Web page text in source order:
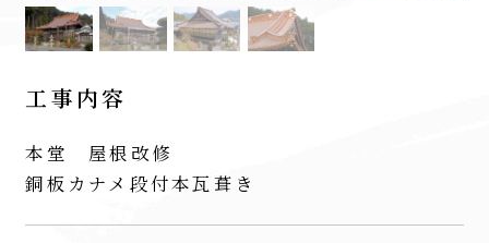
工事内容
本堂 屋根改修
銅板カナメ段付本瓦葺き